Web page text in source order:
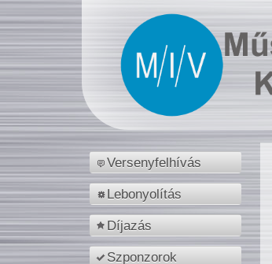
Versenyfelhívás
Lebonyolítás
Díjazás
Szponzorok